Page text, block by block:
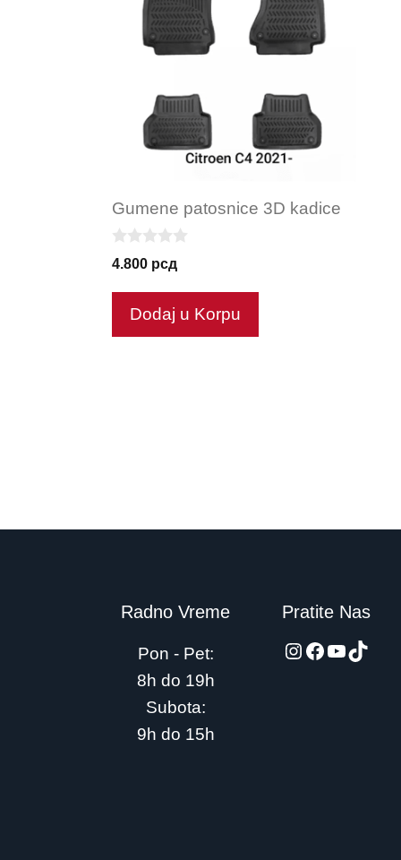
Gumene patosnice 3D kadice
0
o
4.800 рсд
Dodaj u Korpu
Radno Vreme
Pon - Pet:
8h do 19h
Subota:
9h do 15h
Pratite Nas
Facebook